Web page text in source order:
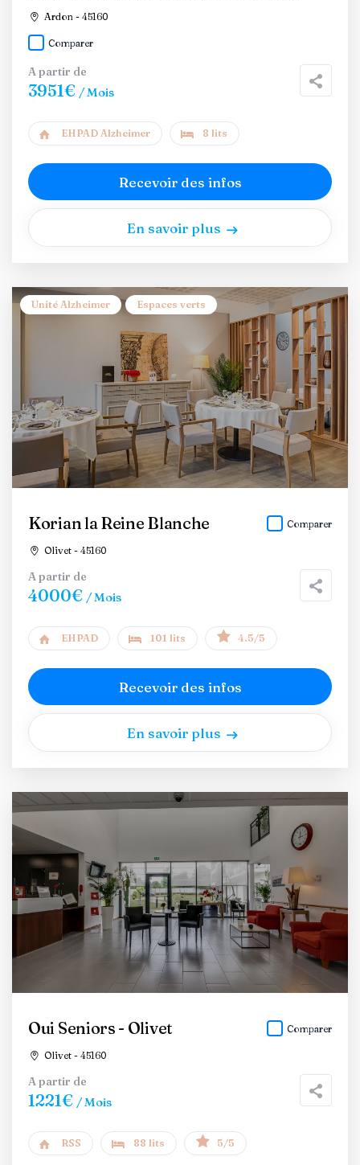
Ardon - 45160
Comparer
A partir de
3951€ / Mois
EHPAD Alzheimer 8 lits
Recevoir des infos
En savoir plus
Unité Alzheimer Espaces verts
Korian la Reine Blanche
Olivet - 45160
Comparer
A partir de
4000€ / Mois
EHPAD 101 lits 4.5/5
Recevoir des infos
En savoir plus
Oui Seniors - Olivet
Olivet - 45160
Comparer
A partir de
1221€ / Mois
RSS 88 lits 5/5